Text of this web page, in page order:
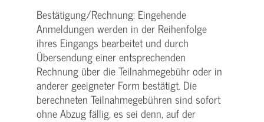
Bestätigung­/Rechnung: Eingehende
Anmeldungen werden in der Reihenfolge
ihres Eingangs bearbeitet und durch
Übersendung einer entsprechenden
Rechnung über die Teilnahmegebühr oder in
anderer geeigneter Form bestätigt. Die
berechneten Teilnahmegebühren sind sofort
ohne Abzug fällig, es sei denn, auf der